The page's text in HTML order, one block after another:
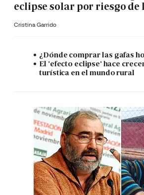
eclipse solar por riesgo de
Cristina Garrido
¿Dónde comprar las gafas
El 'efecto eclipse' hace
turística en el mundo rural